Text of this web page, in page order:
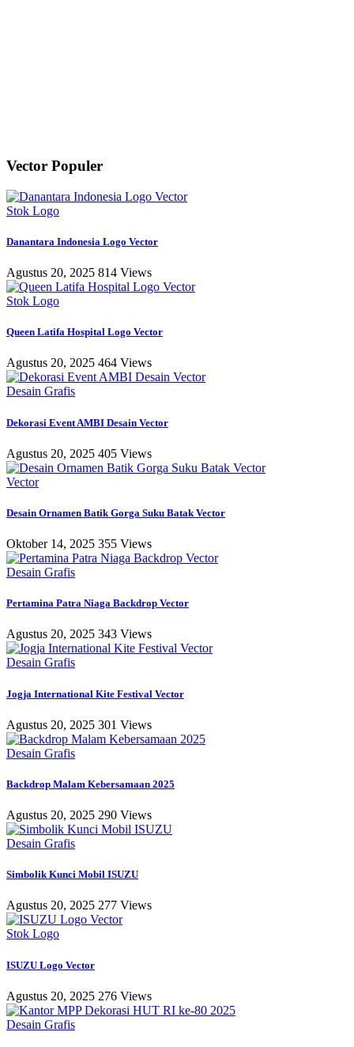
Vector Populer
Stok Logo
Danantara Indonesia Logo Vector
Agustus 20, 2025 814 Views
Stok Logo
Queen Latifa Hospital Logo Vector
Agustus 20, 2025 464 Views
Desain Grafis
Dekorasi Event AMBI Desain Vector
Agustus 20, 2025 405 Views
Vector
Desain Ornamen Batik Gorga Suku Batak Vector
Oktober 14, 2025 355 Views
Desain Grafis
Pertamina Patra Niaga Backdrop Vector
Agustus 20, 2025 343 Views
Desain Grafis
Jogja International Kite Festival Vector
Agustus 20, 2025 301 Views
Desain Grafis
Backdrop Malam Kebersamaan 2025
Agustus 20, 2025 290 Views
Desain Grafis
Simbolik Kunci Mobil ISUZU
Agustus 20, 2025 277 Views
Stok Logo
ISUZU Logo Vector
Agustus 20, 2025 276 Views
Desain Grafis